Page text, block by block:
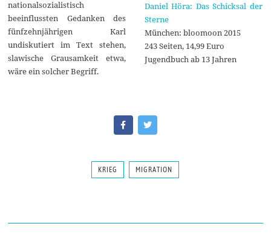
nationalsozialistisch
beeinflussten Gedanken des
fünfzehnjährigen Karl
undiskutiert im Text stehen,
slawische Grausamkeit etwa,
wäre ein solcher Begriff.
Daniel Höra: Das Schicksal der
Sterne
München: bloomoon 2015
243 Seiten, 14,99 Euro
Jugendbuch ab 13 Jahren
KRIEG MIGRATION